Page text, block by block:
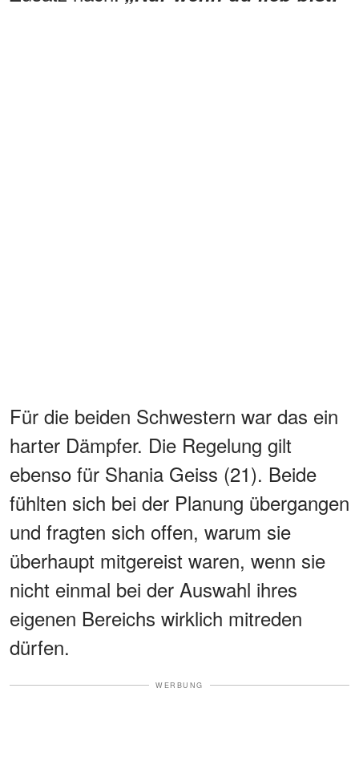
Für die beiden Schwestern war das ein
harter Dämpfer. Die Regelung gilt
ebenso für Shania Geiss (21). Beide
fühlten sich bei der Planung übergangen
und fragten sich offen, warum sie
überhaupt mitgereist waren, wenn sie
nicht einmal bei der Auswahl ihres
eigenen Bereichs wirklich mitreden
dürfen.
WERBUNG